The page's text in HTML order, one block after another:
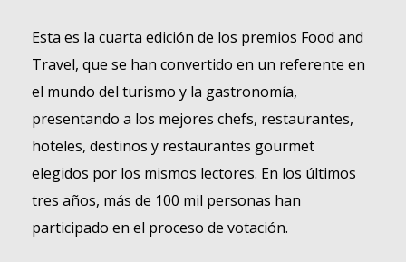
Esta es la cuarta edición de los premios Food and
Travel, que se han convertido en un referente en
el mundo del turismo y la gastronomía,
presentando a los mejores chefs, restaurantes,
hoteles, destinos y restaurantes gourmet
elegidos por los mismos lectores. En los últimos
tres años, más de 100 mil personas han
participado en el proceso de votación.